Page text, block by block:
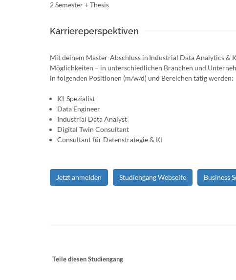
2 Semester + Thesis
Karriereperspektiven
Mit deinem Master-Abschluss in Industrial Data Analytics &
Möglichkeiten – in unterschiedlichen Branchen und
in folgenden Positionen (m/w/d) und Bereichen tätig werden:
KI-Spezialist
Data Engineer
Industrial Data Analyst
Digital Twin Consultant
Consultant für Datenstrategie & KI
Jetzt anmelden Studiengang Webseite Business
Teile diesen Studiengang